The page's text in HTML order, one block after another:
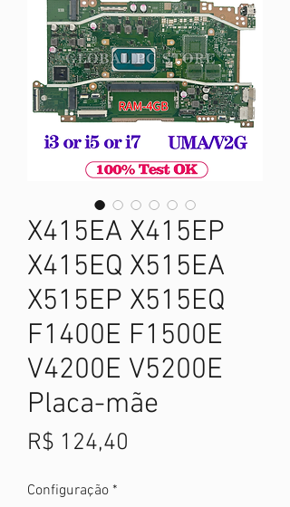
X415EA X415EP
X415EQ X515EA
X515EP X515EQ
F1400E F1500E
V4200E V5200E
Placa-mãe
R$ 124,40
Configuração *